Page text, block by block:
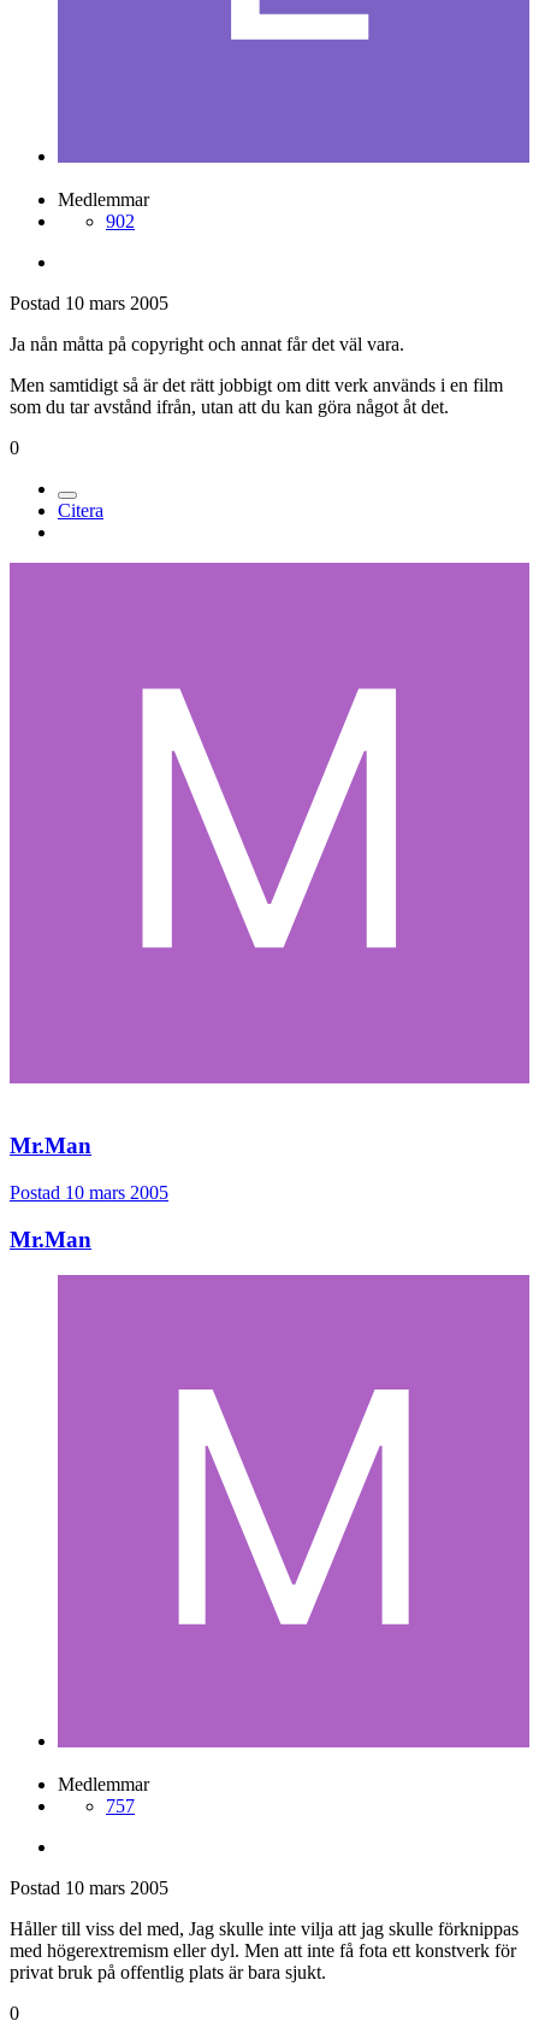
Medlemmar
902
Postad 10 mars 2005
Ja nån måtta på copyright och annat får det väl vara.
Men samtidigt så är det rätt jobbigt om ditt verk används i en film
som du tar avstånd ifrån, utan att du kan göra något åt det.
0
Citera
Mr.Man
Postad 10 mars 2005
Mr.Man
Medlemmar
757
Postad 10 mars 2005
Håller till viss del med, Jag skulle inte vilja att jag skulle förknippas
med högerextremism eller dyl. Men att inte få fota ett konstverk för
privat bruk på offentlig plats är bara sjukt.
0